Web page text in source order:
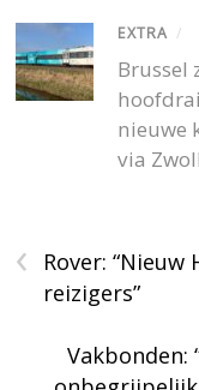
EXTRA /
Brussel
nieuwe
via
‹
Rover: “Nieuw
reizigers”
Vakbonden: